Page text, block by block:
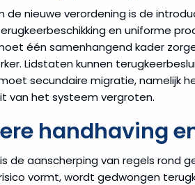
de nieuwe verordening is de
en uniforme
één samenhangend kader
Lidstaten kunnen
secundaire migratie, namelijk
van het systeem vergroten.
handhaving
de aanscherping van regels rond
vormt, wordt gedwongen